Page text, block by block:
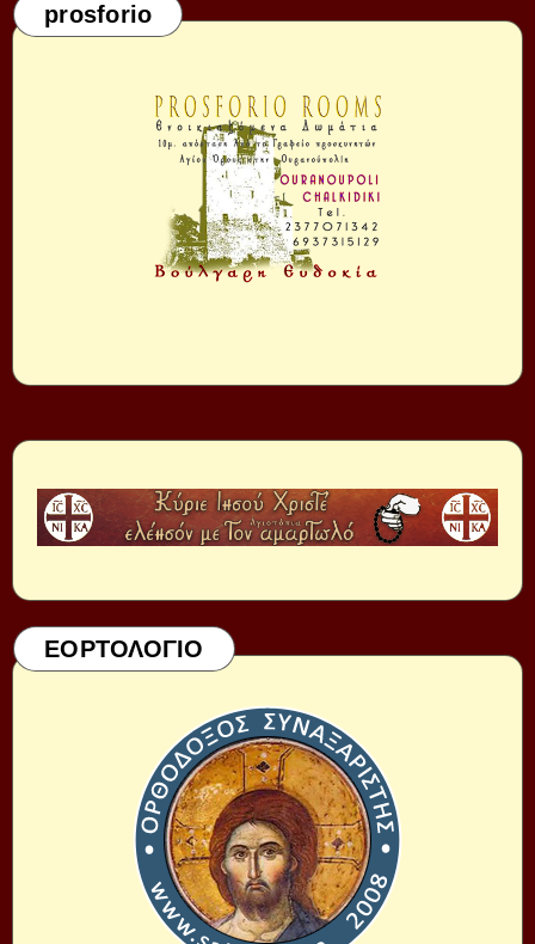
prosforio
ΕΟΡΤΟΛΟΓΙΟ